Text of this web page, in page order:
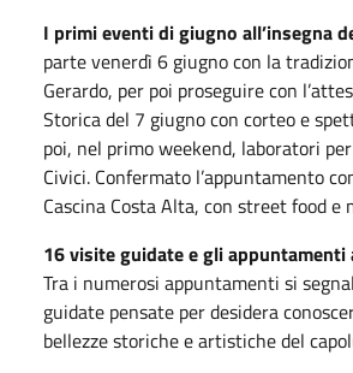
I primi eventi di giugno all’insegna
parte venerdì 6 giugno con la
Gerardo, per poi proseguire con
Storica del 7 giugno con corteo e
poi, nel primo weekend, laboratori
Civici. Confermato l’appuntamento
Cascina Costa Alta, con street food e
16 visite guidate e gli appuntamenti
Tra i numerosi appuntamenti si
guidate pensate per desidera
bellezze storiche e artistiche del